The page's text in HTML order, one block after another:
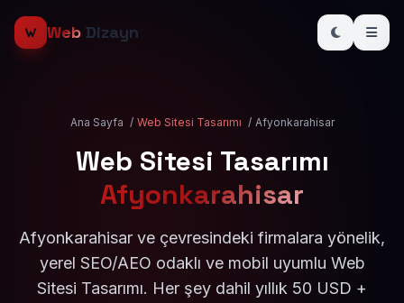
Web Dizayn
Ana Sayfa / Web Sitesi Tasarımı / Afyonkarahisar
Web Sitesi Tasarımı
Afyonkarahisar
Afyonkarahisar ve çevresindeki firmalara yönelik,
yerel SEO/AEO odaklı ve mobil uyumlu Web
Sitesi Tasarımı. Her şey dahil yıllık 50 USD +